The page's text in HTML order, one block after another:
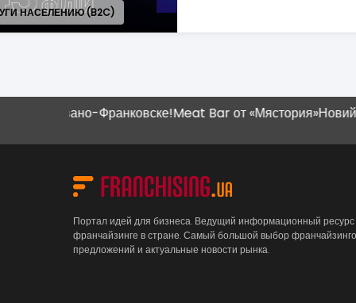
Франковске!Meat Bar от «Мястория»Новий магазин
Портал идей для бизнеса. Ведущий информационный ресурс
франчайзинге в стране. Самый большой выбор
предложений и актуальные новости рынка.